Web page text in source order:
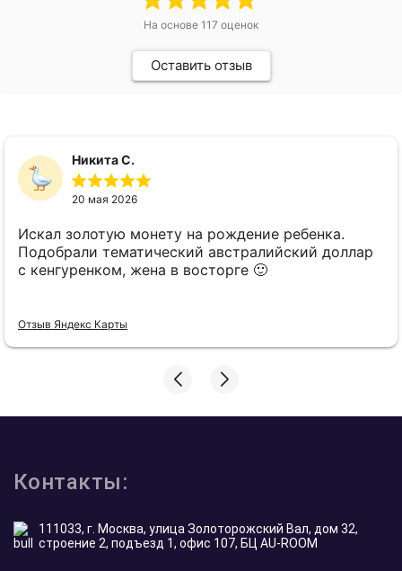
На основе 117 оценок
Оставить отзыв
Никита С.
20 мая 2026
Искал золотую монету на рождение ребенка.
Подобрали тематический австралийский доллар
с кенгуренком, жена в восторге 🙂
Отзыв Яндекс Карты
Контакты:
111033, г. Москва, улица Золоторожский Вал, дом 32,
строение 2, подъезд 1, офис 107, БЦ AU-ROOM